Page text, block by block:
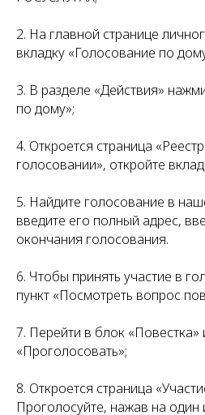
2. На главной странице
вкладку «Голосование по
3. В разделе «Действия»
по дому»;
4. Откроется страница
голосовании», откройте
5. Найдите голосование в
введите его полный адрес,
окончания голосования.
6. Чтобы принять участие в
пункт «Посмотреть вопрос
7. Перейти в блок
«Проголосовать»;
8. Откроется страница
Проголосуйте, нажав на один